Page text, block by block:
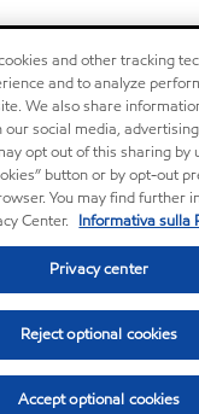
and other tracking
and to analyze
We also share
social media,
opt out of this sharing by
button or by opt-out
You may find further
Center. Informativa sulla
Privacy center
Reject optional cookies
Accept optional cookies